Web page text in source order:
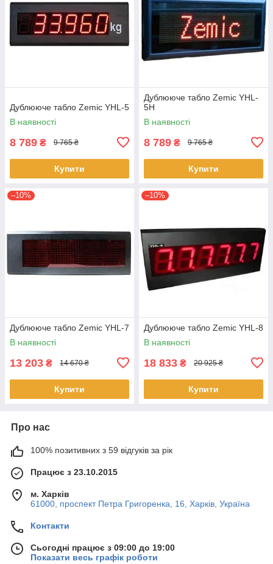
Дублююче табло Zemic YHL-5
В наявності
8 789 ₴ 9 765 ₴
Купити
Дублююче табло Zemic YHL-
5H
В наявності
8 789 ₴ 9 765 ₴
Купити
–10%
Дублююче табло Zemic YHL-7
В наявності
13 203 ₴ 14 670 ₴
Купити
–10%
Дублююче табло Zemic YHL-8
В наявності
18 833 ₴ 20 925 ₴
Купити
Про нас
100% позитивних з 59 відгуків за рік
Працює з 23.10.2015
м. Харків
61000, проспект Петра Григоренка, 16, Харків, Україна
Контакти
Сьогодні працює з 09:00 до 19:00
Показати весь графік роботи